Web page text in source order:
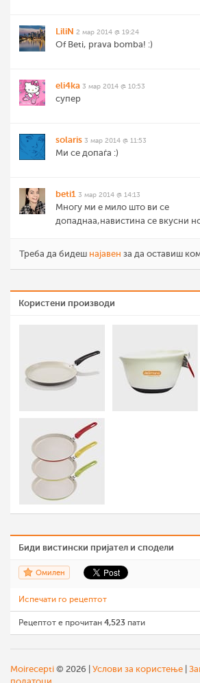
LiliN 2 мар 2014 @ 19:24
Of Beti, prava bomba! :)
eli4ka 3 мар 2014 @ 10:53
супер
solaris 3 мар 2014 @ 11:53
Ми се допаѓа :)
beti1 3 мар 2014 @ 14:13
Многу ми е мило што ви се
допаднаа,навистина се вкусни
Треба да бидеш најавен за да оставиш
Користени производи
Биди вистински пријател и сподели
Омилен
Испечати го рецептот
Рецептот е прочитан 4,523 пати
Moirecepti © 2026 | Услови за користење |
податоци